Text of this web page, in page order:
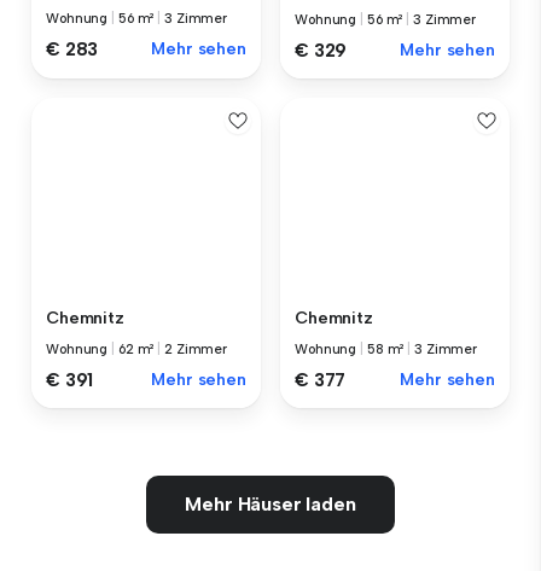
Wohnung 56 m² |3 Zimmer
€ 283 Mehr sehen
Wohnung 56 m² |3 Zimmer
€ 329 Mehr sehen
Chemnitz
Wohnung 62 m² |2 Zimmer
€ 391 Mehr sehen
Chemnitz
Wohnung 58 m² |3 Zimmer
€ 377 Mehr sehen
Mehr Häuser laden